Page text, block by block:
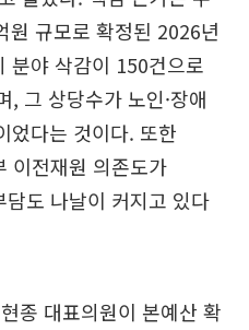
원 규모로 확정된 2026년
분야 삭감이 150건으로
그 상당수가 노인·장애
었다는 것이다. 또한
이전재원 의존도가
도 나날이 커지고 있다
종 대표의원이 본예산 확